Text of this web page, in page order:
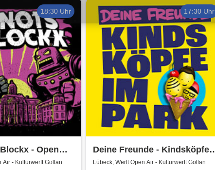
18:30 Uhr
- Open
Air - Kulturwerft Gollan
17:30 Uhr
Deine Freunde - Kindsköpfe
im Park - Open Air 2026
Lübeck, Werft Open Air - Kulturwerft Gollan